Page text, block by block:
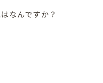
なんですか？